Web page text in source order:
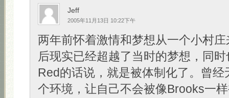
Jeff
2005年11月13日 10:22下午
两年前怀着激情和梦想从一个小村
后现实已经超越了当时的梦想，同
Red的话说，就是被体制化了。曾经
个环境，让自己不会被像Brooks一